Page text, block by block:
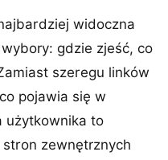
widoczna
gdzie zjeść, co
szeregu linków
pojawia się w
użytkownika to
zewnętrznych